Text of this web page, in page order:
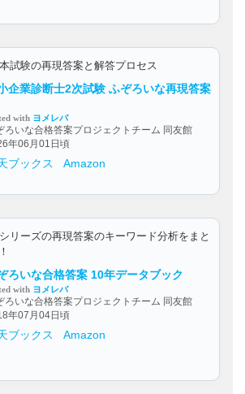
試験の再現答案と解答プロセス
企業診断士2次試験 ふぞろいな再現答案
with ヨメレバ
ろいな合格答案プロジェクトチーム 同友館
年06月01日頃
ブックス Amazon
リーズの再現答案のキーワード分析をまと
ろいな合格答案 10年データブック
with ヨメレバ
ろいな合格答案プロジェクトチーム 同友館
年07月04日頃
ブックス Amazon